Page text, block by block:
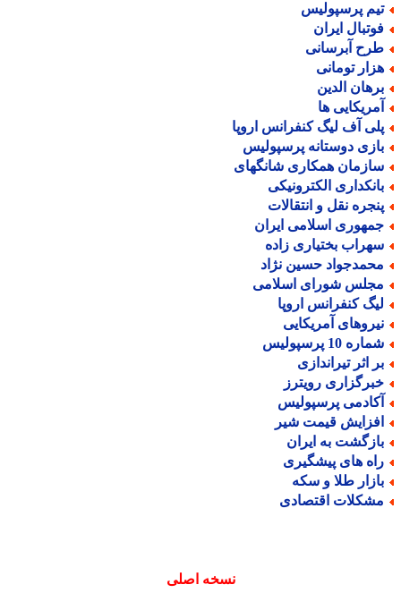
پرسپولیس
ایران
آبرسانی
تومانی
الدین
ها
آف لیگ کنفرانس اروپا
دوستانه پرسپولیس
همکاری شانگهای
الکترونیکی
نقل و انتقالات
اسلامی ایران
بختیاری زاده
حسین نژاد
شورای اسلامی
کنفرانس اروپا
آمریکایی
10 پرسپولیس
اثر تیراندازی
رویترز
پرسپولیس
قیمت شیر
به ایران
های پیشگیری
طلا و سکه
اقتصادی
نسخه اصلی